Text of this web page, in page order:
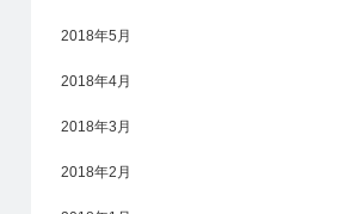
2018年5月
2018年4月
2018年3月
2018年2月